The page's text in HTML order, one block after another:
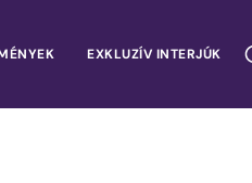
EXKLUZÍV INTERJÚK